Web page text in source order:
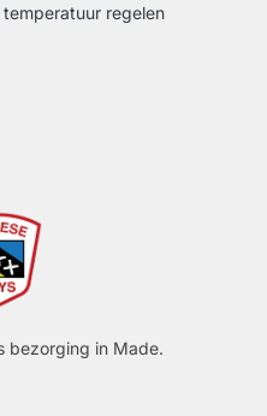
temperatuur regelen
bezorging in Made.